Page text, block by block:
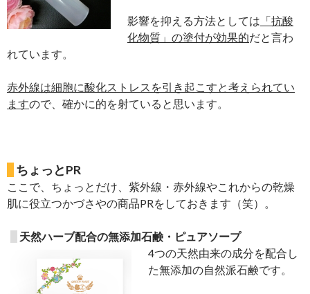
影響を抑える方法としては 「抗酸
化物質」の塗付が効果的だと言わ
れています。
赤外線は細胞に酸化ストレスを引き起こすと考えられてい
ますので、確かに的を射ていると思います。
ちょっとPR
ここで、ちょっとだけ、紫外線・赤外線やこれからの乾燥
肌に役立つかづさやの商品PRをしておきます（笑）。
天然ハーブ配合の無添加石鹸・ピュアソープ
4つの天然由来の成分を配合し
た無添加の自然派石鹸です。